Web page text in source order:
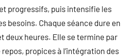
progressifs, puis intensifie les
besoins. Chaque séance dure en
deux heures. Elle se termine par
propices à l’intégration des